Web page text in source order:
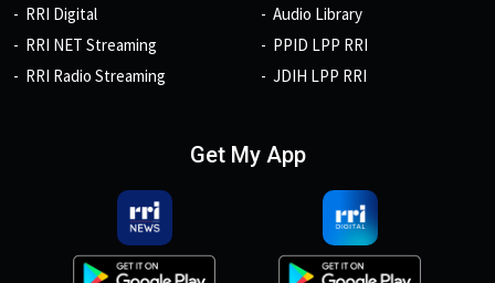
RRI Digital
RRI NET Streaming
RRI Radio Streaming
Audio Library
PPID LPP RRI
JDIH LPP RRI
Get My App